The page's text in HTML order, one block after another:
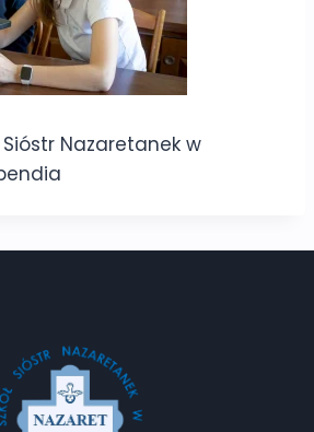
Sióstr Nazaretanek w